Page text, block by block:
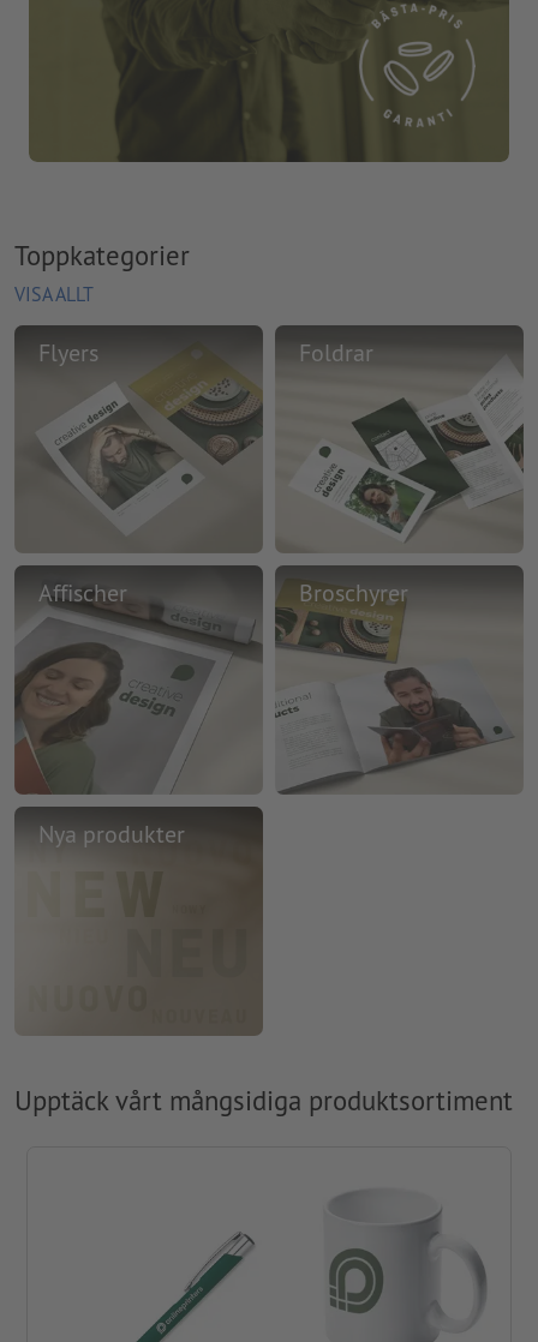
Toppkategorier
VISA ALLT
Flyers Foldrar
Affischer Broschyrer
Nya produkter
Upptäck vårt mångsidiga produktsortiment